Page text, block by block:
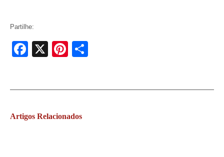
Partilhe:
Facebook
X Pinterest
Artigos Relacionados